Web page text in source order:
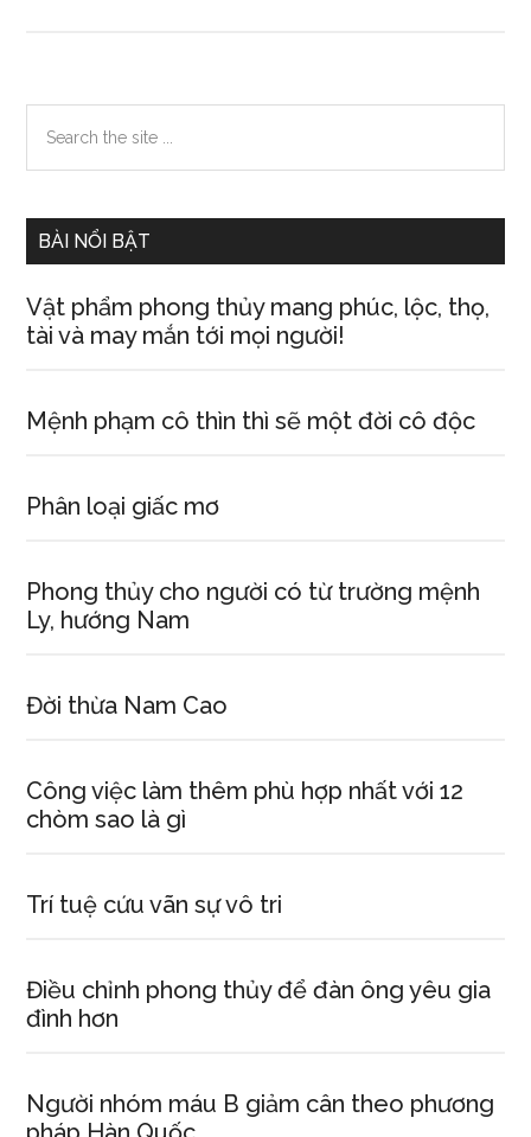
12
con
giáp
2017
–
tuổi
sinh
Primary
Sidebar
the
BÀI NỔI BẬT
Vật phẩm phong thủy mang phúc, lộc, thọ,
tài và may mắn tới mọi người!
Mệnh phạm cô thìn thì sẽ một đời cô độc
Phân loại giấc mơ
Phong thủy cho người có từ trường mệnh
Ly, hướng Nam
Đời thừa Nam Cao
Công việc làm thêm phù hợp nhất với 12
chòm sao là gì
Trí tuệ cứu vãn sự vô tri
Điều chỉnh phong thủy để đàn ông yêu gia
đình hơn
Người nhóm máu B giảm cân theo phương